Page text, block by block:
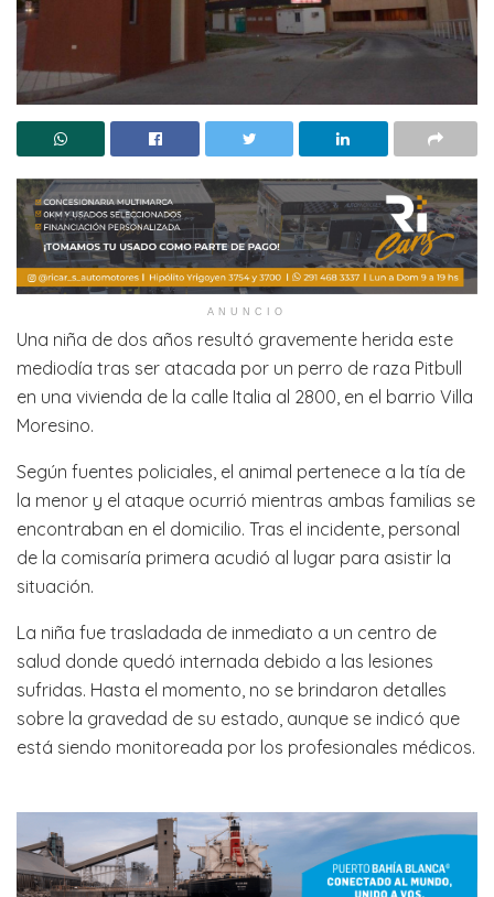
ANUNCIO
Una niña de dos años resultó gravemente herida este
mediodía tras ser atacada por un perro de raza Pitbull
en una vivienda de la calle Italia al 2800, en el barrio Villa
Moresino.
Según fuentes policiales, el animal pertenece a la tía de
la menor y el ataque ocurrió mientras ambas familias se
encontraban en el domicilio. Tras el incidente, personal
de la comisaría primera acudió al lugar para asistir la
situación.
La niña fue trasladada de inmediato a un centro de
salud donde quedó internada debido a las lesiones
sufridas. Hasta el momento, no se brindaron detalles
sobre la gravedad de su estado, aunque se indicó que
está siendo monitoreada por los profesionales médicos.